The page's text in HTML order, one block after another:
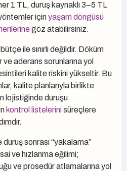
1 TL, duruş kaynaklı 3–5 TL
içinyaşam döngüsü
göz atabilirsiniz.
ile sınırlı değildir. Döküm
aderans sorunlarına yol
kalite riskini yükseltir. Bu
kalite planlarıyla birlikte
lojistiğinde duruşu
kontrol listelerinisüreçlere
sonrası “yakalama”
ve hızlanma eğilimi;
ve prosedür atlamalarına yol